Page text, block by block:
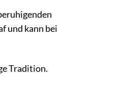
und kann bei
Tradition.